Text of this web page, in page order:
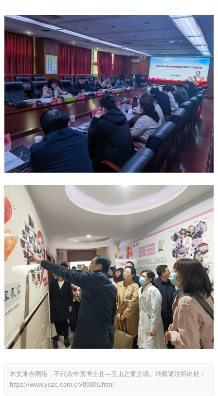
本文来自网络，不代表中国博士县—玉山之窗立场。转载请注明出处：
https://www.yszc.com.cn/80808.html